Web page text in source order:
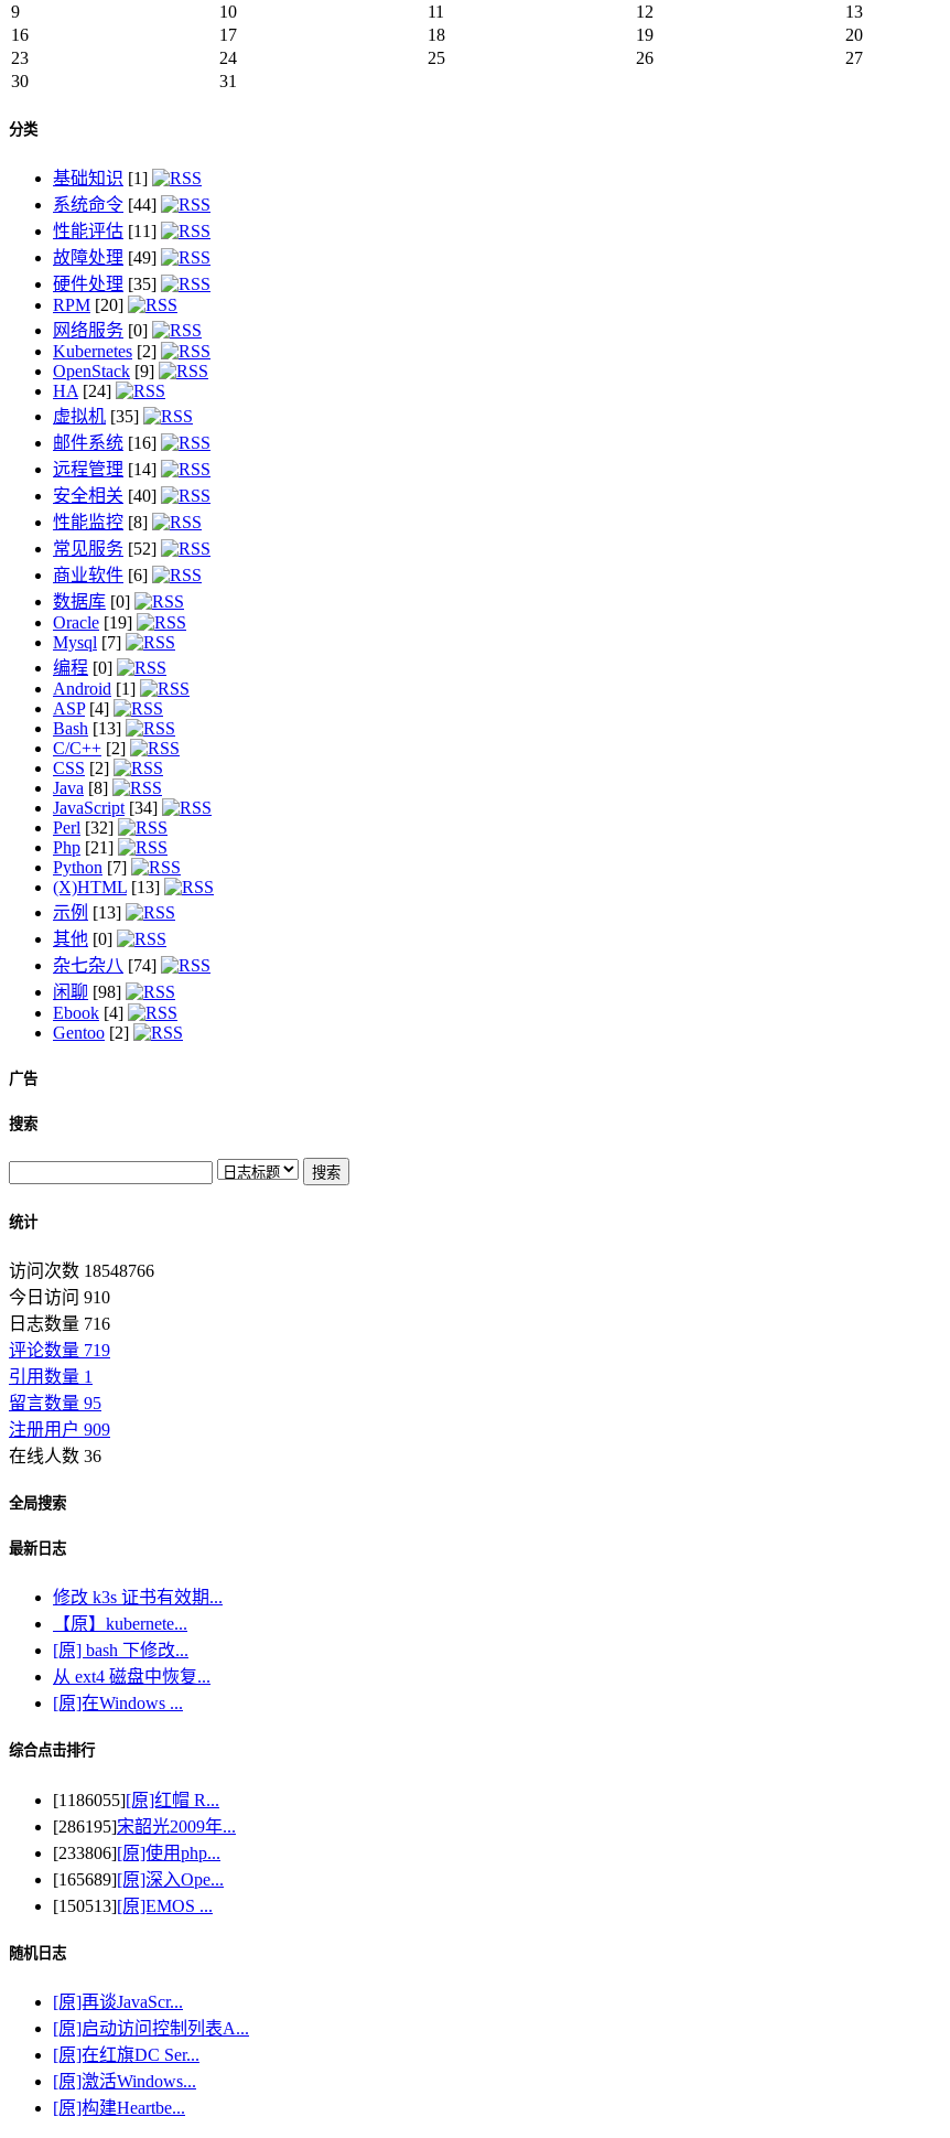
9
10 11 12 13
16
17 18 19 20
23
24 25 26 27
30
31
分类
基础知识 [1]
系统命令 [44]
性能评估 [11]
故障处理 [49]
硬件处理 [35]
RPM [20]
网络服务 [0]
Kubernetes [2]
OpenStack [9]
HA [24]
虚拟机 [35]
邮件系统 [16]
远程管理 [14]
安全相关 [40]
性能监控 [8]
常见服务 [52]
商业软件 [6]
数据库 [0]
Oracle [19]
Mysql [7]
编程 [0]
Android [1]
ASP[4]
Bash [13]
C/C++ [2]
CSS [2]
Java [8]
JavaScript [34]
Perl [32]
Php [21]
Python [7]
(X)HTML [13]
示例 [13]
其他 [0]
杂七杂八 [74]
闲聊 [98]
Ebook [4]
Gentoo [2]
广告
搜索
统计
访问次数 18548766
今日访问 910
日志数量 716
评论数量 719
引用数量 1
留言数量 95
注册用户 909
在线人数 36
全局搜索
最新日志
修改 k3s 证书有效期...
【原】kubernete...
[原] bash 下修改...
从 ext4 磁盘中恢复...
[原]在Windows ...
综合点击排行
[1186055][原]红帽 R...
[286195]宋韶光2009年...
[233806][原]使用php...
[165689][原]深入Ope...
[150513][原]EMOS ...
随机日志
[原]再谈JavaScr...
[原]启动访问控制列表A...
[原]在红旗DC Ser...
[原]激活Windows...
[原]构建Heartbe...